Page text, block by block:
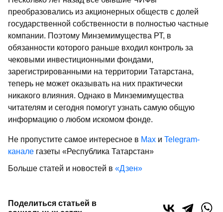
преобразовались из акционерных обществ с долей
государственной собственности в полностью частные
компании. Поэтому Минземимущества РТ, в
обязанности которого раньше входил контроль за
чековыми инвестиционными фондами,
зарегистрированными на территории Татарстана,
теперь не может оказывать на них практически
никакого влияния. Однако в Минземимущества
читателям и сегодня помогут узнать самую общую
информацию о любом искомом фонде.
Не пропустите самое интересное в Max и Telegram-
канале газеты «Республика Татарстан»
Больше статей и новостей в «Дзен»
Поделиться статьей в